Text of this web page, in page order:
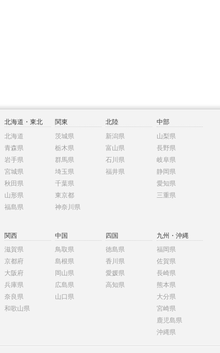
北海道・東北
北海道
青森県
岩手県
宮城県
秋田県
山形県
福島県
関東
茨城県
栃木県
群馬県
埼玉県
千葉県
東京都
神奈川県
北陸
新潟県
富山県
石川県
福井県
中部
山梨県
長野県
岐阜県
静岡県
愛知県
三重県
関西
滋賀県
京都府
大阪府
兵庫県
奈良県
和歌山県
中国
鳥取県
島根県
岡山県
広島県
山口県
四国
徳島県
香川県
愛媛県
高知県
九州・沖縄
福岡県
佐賀県
長崎県
熊本県
大分県
宮崎県
鹿児島県
沖縄県